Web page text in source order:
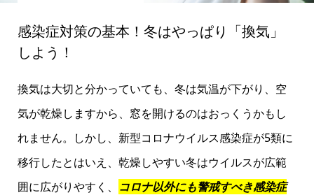
感染症対策の基本！冬はやっぱり「換気」
しよう！
換気は大切と分かっていても、冬は気温が下がり、空
気が乾燥しますから、窓を開けるのはおっくうかもし
れません。しかし、新型コロナウイルス感染症が5類に
移行したとはいえ、乾燥しやすい冬はウイルスが広範
囲に広がりやすく、 コロナ以外にも警戒すべき感染症